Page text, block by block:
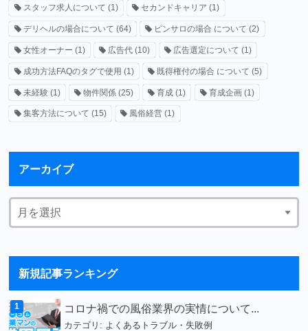
スタッフ求人について (1) セカンドキャリア (1)
デリヘルの場合について (64) ピンサロの場合 について (2)
女性オーナー (1) 広告代 (10) 広告選定について (1)
成功方法FAQのタグで使用 (1) 既得権付の場合 について (5)
未経験(1) 物件関係 (25) 育成 (1) 育成企画(1)
集客方法について (15) 風俗経営 (1)
アーカイブ
新規記事ランキング
コロナ禍での風俗業界の実情について...
カテゴリ: よくあるトラブル・失敗例